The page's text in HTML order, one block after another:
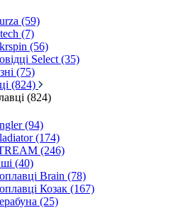
(59)
(7)
(56)
Select (35)
(75)
(824)
(824)
(94)
(174)
(246)
(40)
Brain (78)
Козак (167)
(25)